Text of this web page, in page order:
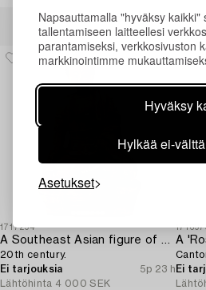
Napsauttamalla "hyväksy kaikki"
tallentamiseen laitteellesi
parantamiseksi, verkkosivuston
markkinointimme
Hyväksy
Hylkää ei-
Asetukset
Muiden
1717294
A Southeast Asian figure of a Buddha,
20th century.
Ei tarjouksia
5p 23 h
Lähtöhinta 4 000 SEK
Ei